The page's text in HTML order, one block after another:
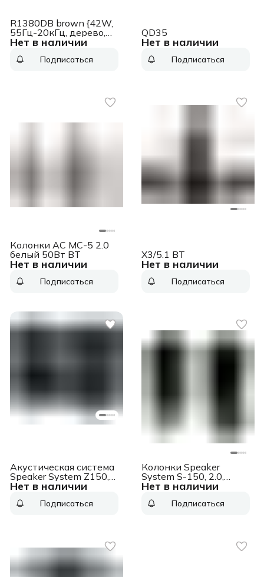
Нет в наличии
R1380DB brown {42W,
55Гц-20кГц, дерево,
пульт ДУ, Bluetooth
Подписаться
Нет в наличии
QD35
Подписаться
Нет в наличии
Колонки АС MC-5 2.0
белый 50Вт BT
Подписаться
Нет в наличии
X3/5.1 BT
Подписаться
Нет в наличии
Акустическая система
Speaker System Z150,
2.0, 3W (RMS), Black,
System Z150, 2.0, 3W
Подписаться
Нет в наличии
Колонки Speaker
System S-150, 2.0,
1.2W(RMS), USB, Black,
System S-150, 2.0,
Подписаться